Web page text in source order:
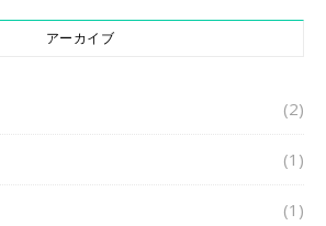
アーカイブ
(2)
(1)
(1)